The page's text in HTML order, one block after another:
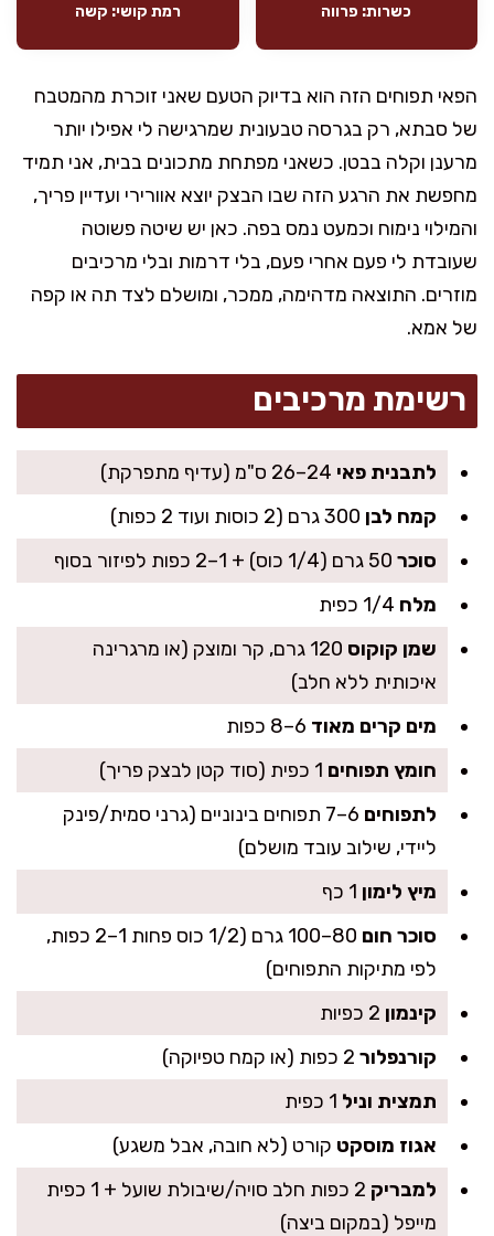
כשרות: פרווה רמת קושי: קשה
הפאי תפוחים הזה הוא בדיוק הטעם שאני זוכרת מהמטבח
של סבתא, רק בגרסה טבעונית שמרגישה לי אפילו יותר
מרענן וקלה בבטן. כשאני מפתחת מתכונים בבית, אני תמיד
מחפשת את הרגע הזה שבו הבצק יוצא אוורירי ועדיין פריך,
והמילוי נימוח וכמעט נמס בפה. כאן יש שיטה פשוטה
שעובדת לי פעם אחרי פעם, בלי דרמות ובלי מרכיבים
מוזרים. התוצאה מדהימה, ממכר, ומושלם לצד תה או קפה
של אמא.
רשימת מרכיבים
לתבנית פאי
קמח לבן
סוכר
מלח
שמן קוקוס
120 גרם, קר ומוצק (או מרגרינה
איכותית ללא חלב)
מים קרים מאוד
חומץ תפוחים
לתפוחים
6–7 תפוחים בינוניים (גרני סמית/פינק
ליידי, שילוב עובד מושלם)
מיץ לימון
סוכר חום
80–100 גרם (1/2 כוס פחות 1–2 כפות,
לפי מתיקות התפוחים)
קינמון
קורנפלור
תמצית וניל
אגוז מוסקט קורט (לא חובה, אבל משגע)
למבריק
2 כפות חלב סויה/שיבולת שועל + 1 כפית
מייפל (במקום ביצה)